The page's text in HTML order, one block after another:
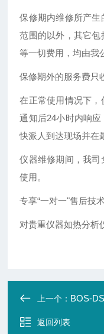
保修期内维修所产
范围的以外，其它
等一切费用，均由我
保修期外的服务费只
在正常使用情况下，
通知后24小时内响
快派人到达现场并在
仪器维修期间，我司
使用。
专享“一对一"售后技
对贵重仪器如热分析
上一个： BOS-
返回列表